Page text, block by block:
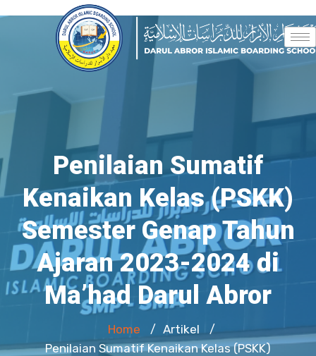
Penilaian Sumatif
Kenaikan Kelas (PSKK)
Semester Genap Tahun
Ajaran 2023-2024 di
Ma’had Darul Abror
Home / Artikel /
Penilaian Sumatif Kenaikan Kelas (PSKK)